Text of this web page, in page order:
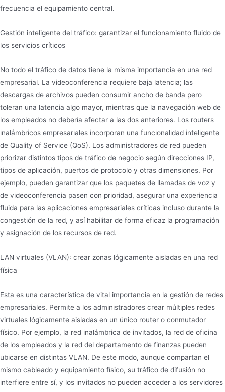
frecuencia el equipamiento central.
Gestión inteligente del tráfico: garantizar el funcionamiento fluido de
los servicios críticos
No todo el tráfico de datos tiene la misma importancia en una red
empresarial. La videoconferencia requiere baja latencia; las
descargas de archivos pueden consumir ancho de banda pero
toleran una latencia algo mayor, mientras que la navegación web de
los empleados no debería afectar a las dos anteriores. Los routers
inalámbricos empresariales incorporan una funcionalidad inteligente
de Quality of Service (QoS). Los administradores de red pueden
priorizar distintos tipos de tráfico de negocio según direcciones IP,
tipos de aplicación, puertos de protocolo y otras dimensiones. Por
ejemplo, pueden garantizar que los paquetes de llamadas de voz y
de videoconferencia pasen con prioridad, asegurar una experiencia
fluida para las aplicaciones empresariales críticas incluso durante la
congestión de la red, y así habilitar de forma eficaz la programación
y asignación de los recursos de red.
LAN virtuales (VLAN): crear zonas lógicamente aisladas en una red
física
Esta es una característica de vital importancia en la gestión de redes
empresariales. Permite a los administradores crear múltiples redes
virtuales lógicamente aisladas en un único router o conmutador
físico. Por ejemplo, la red inalámbrica de invitados, la red de oficina
de los empleados y la red del departamento de finanzas pueden
ubicarse en distintas VLAN. De este modo, aunque compartan el
mismo cableado y equipamiento físico, su tráfico de difusión no
interfiere entre sí, y los invitados no pueden acceder a los servidores